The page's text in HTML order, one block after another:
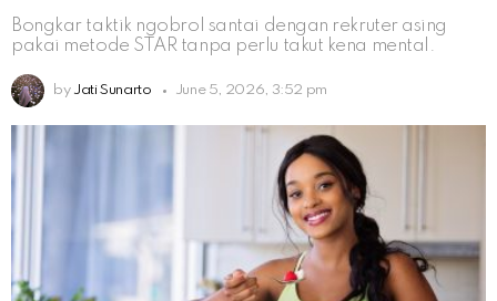
Bongkar taktik ngobrol santai dengan rekruter asing
pakai metode STAR tanpa perlu takut kena mental.
by Jati Sunarto June 5, 2026, 3:52 pm